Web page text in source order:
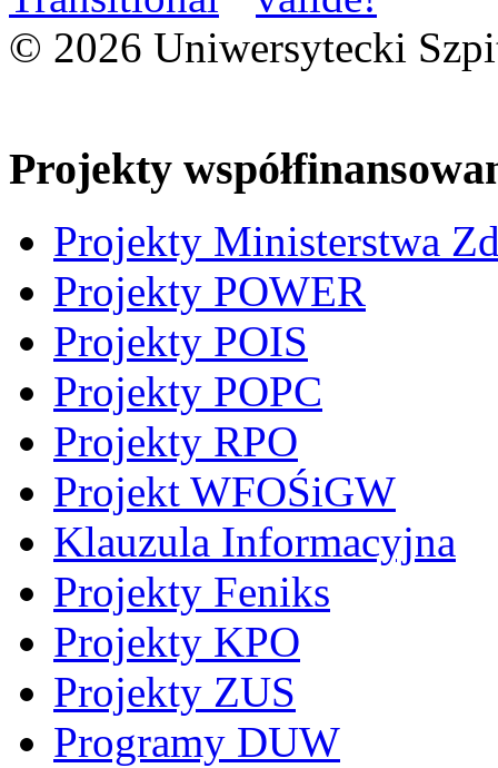
© 2026 Uniwersytecki
Projekty
Projekty Ministerstwa
Projekty POWER
Projekty POIS
Projekty POPC
Projekty RPO
Projekt WFOŚiGW
Klauzula Informacyjna
Projekty Feniks
Projekty KPO
Projekty ZUS
Programy DUW